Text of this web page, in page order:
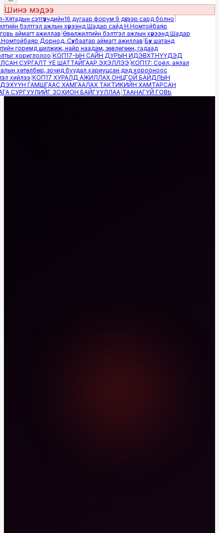
Шинэ мэдээ
сэтгүүлчдийн16 дугаар форум 9 дүгээр сард болно|
бэлтгэл ажлын хүрээнд Шадар сайд Н.Номтойбаяр
аймагт ажиллав|Өвөлжилтийн бэлтгэл ажлын хүрээнд Шадар
Дорнод, Сүхбаатар аймагт ажиллав|Бүх шатанд
горимд шилжиж, найр наадам, зөвлөгөөн, гадаад
хориглолоо|КОП17-ЫН САЙН ДУРЫН ИДЭВХТНҮҮДЭД
СУРГАЛТ ҮЕ ШАТТАЙГААР ЭХЭЛЛЭЭ|КОП17: Соёл, аялал
хөтөлбөр, зочид буудал хариуцсан дэд хорооноос
хийлээ|КОП17 ХУРАЛД АЖИЛЛАХ ОНЦГОЙ БАЙДЛЫН
ГАМШГААС ХАМГААЛАХ ТАКТИКИЙН ХАМТАРСАН
СУРГУУЛИЙГ ЗОХИОН БАЙГУУЛЛАА|ТААНАГҮЙ ГОВЬ